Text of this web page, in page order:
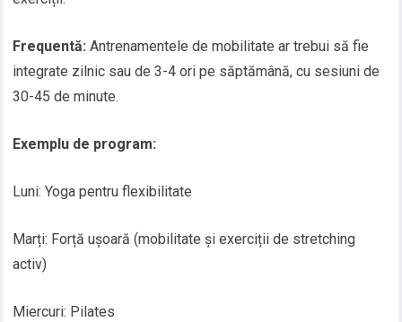
Frequentă: Antrenamentele de mobilitate ar trebui să fie
integrate zilnic sau de 3-4 ori pe săptămână, cu sesiuni de
30-45 de minute.
Exemplu de program:
Luni: Yoga pentru flexibilitate
Marți: Forță ușoară (mobilitate și exerciții de stretching
activ)
Miercuri: Pilates